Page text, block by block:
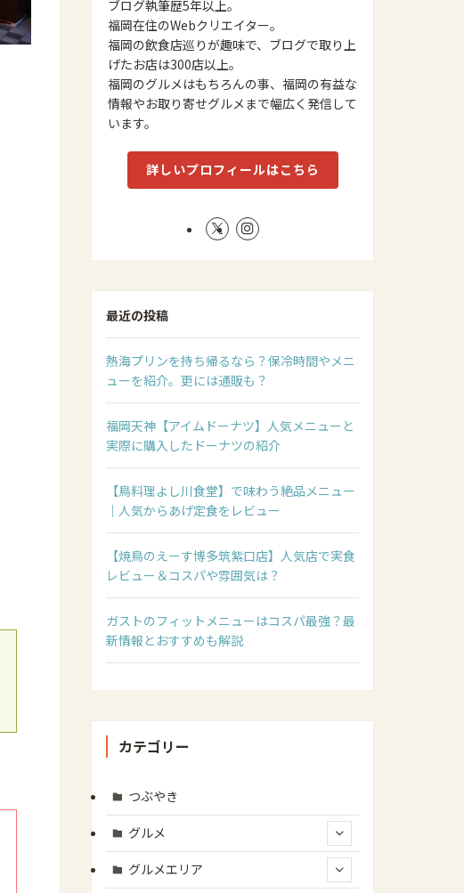
ブログ執筆歴5年以上。
福岡在住のWebクリエイター。
福岡の飲食店巡りが趣味で、ブログで取り上
げたお店は300店以上。
福岡のグルメはもちろんの事、福岡の有益な
情報やお取り寄せグルメまで幅広く発信して
います。
詳しいプロフィールはこちら
最近の投稿
熱海プリンを持ち帰るなら？保冷時間やメニ
ューを紹介。更には通販も？
福岡天神【アイムドーナツ】人気メニューと
実際に購入したドーナツの紹介
【鳥料理よし川食堂】で味わう絶品メニュー
｜人気からあげ定食をレビュー
【焼鳥のえーす博多筑紫口店】人気店で実食
レビュー＆コスパや雰囲気は？
ガストのフィットメニューはコスパ最強？最
新情報とおすすめも解説
カテゴリー
つぶやき
グルメ
グルメエリア